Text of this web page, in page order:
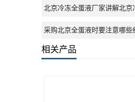
北京冷冻全蛋液厂家讲解北京
采购北京全蛋液时要注意哪些
相关产品